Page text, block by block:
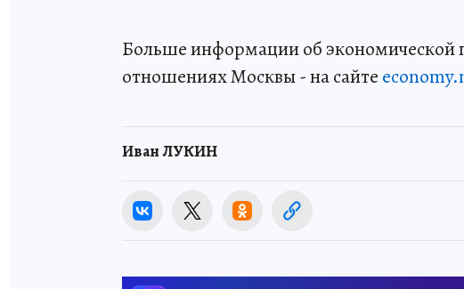
Больше информации об
отношениях Москвы - на сайте
Иван ЛУКИН